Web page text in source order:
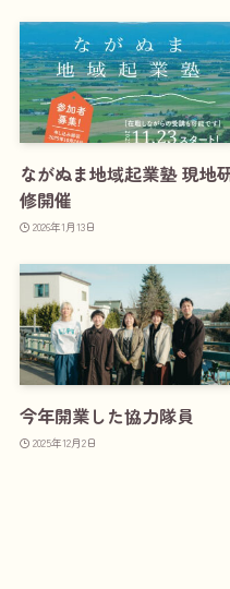
ながぬま地域起業塾 現地
修開催
2026年1月13日
今年開業した協力隊員
2025年12月2日